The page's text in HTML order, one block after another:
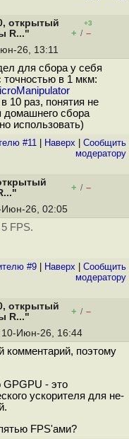
открытый
R..."
+3
+ / –
26, 13:11
для сбора у себя
точностью в 1 мкм:
10 раз, понятия не
домашнего сбора
использовать)
#11 Наверх
Cообщить
модератору
+ / –
Июн-26, 02:05
FPS.
#9 Наверх
Cообщить
модератору
открытый
R..."
+ / –
10-Июн-26, 16:44
комментарий, поэтому
GPGPU - это
ускорителя для не-
FPS'ами?